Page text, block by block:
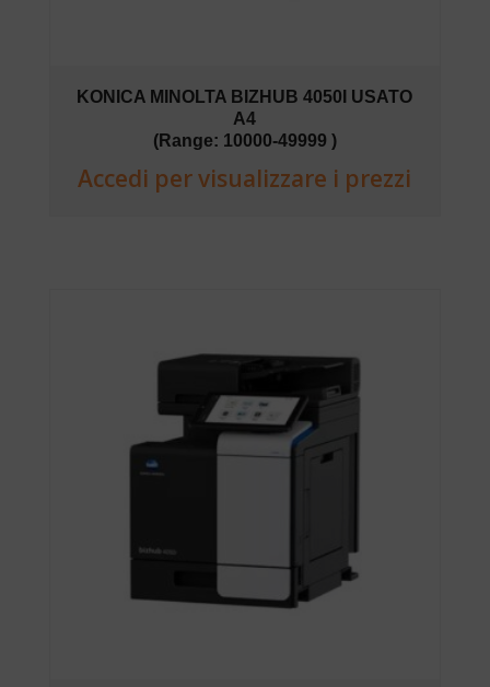
KONICA MINOLTA BIZHUB 4050I USATO
A4
(Range: 10000-49999 )
Accedi per visualizzare i prezzi